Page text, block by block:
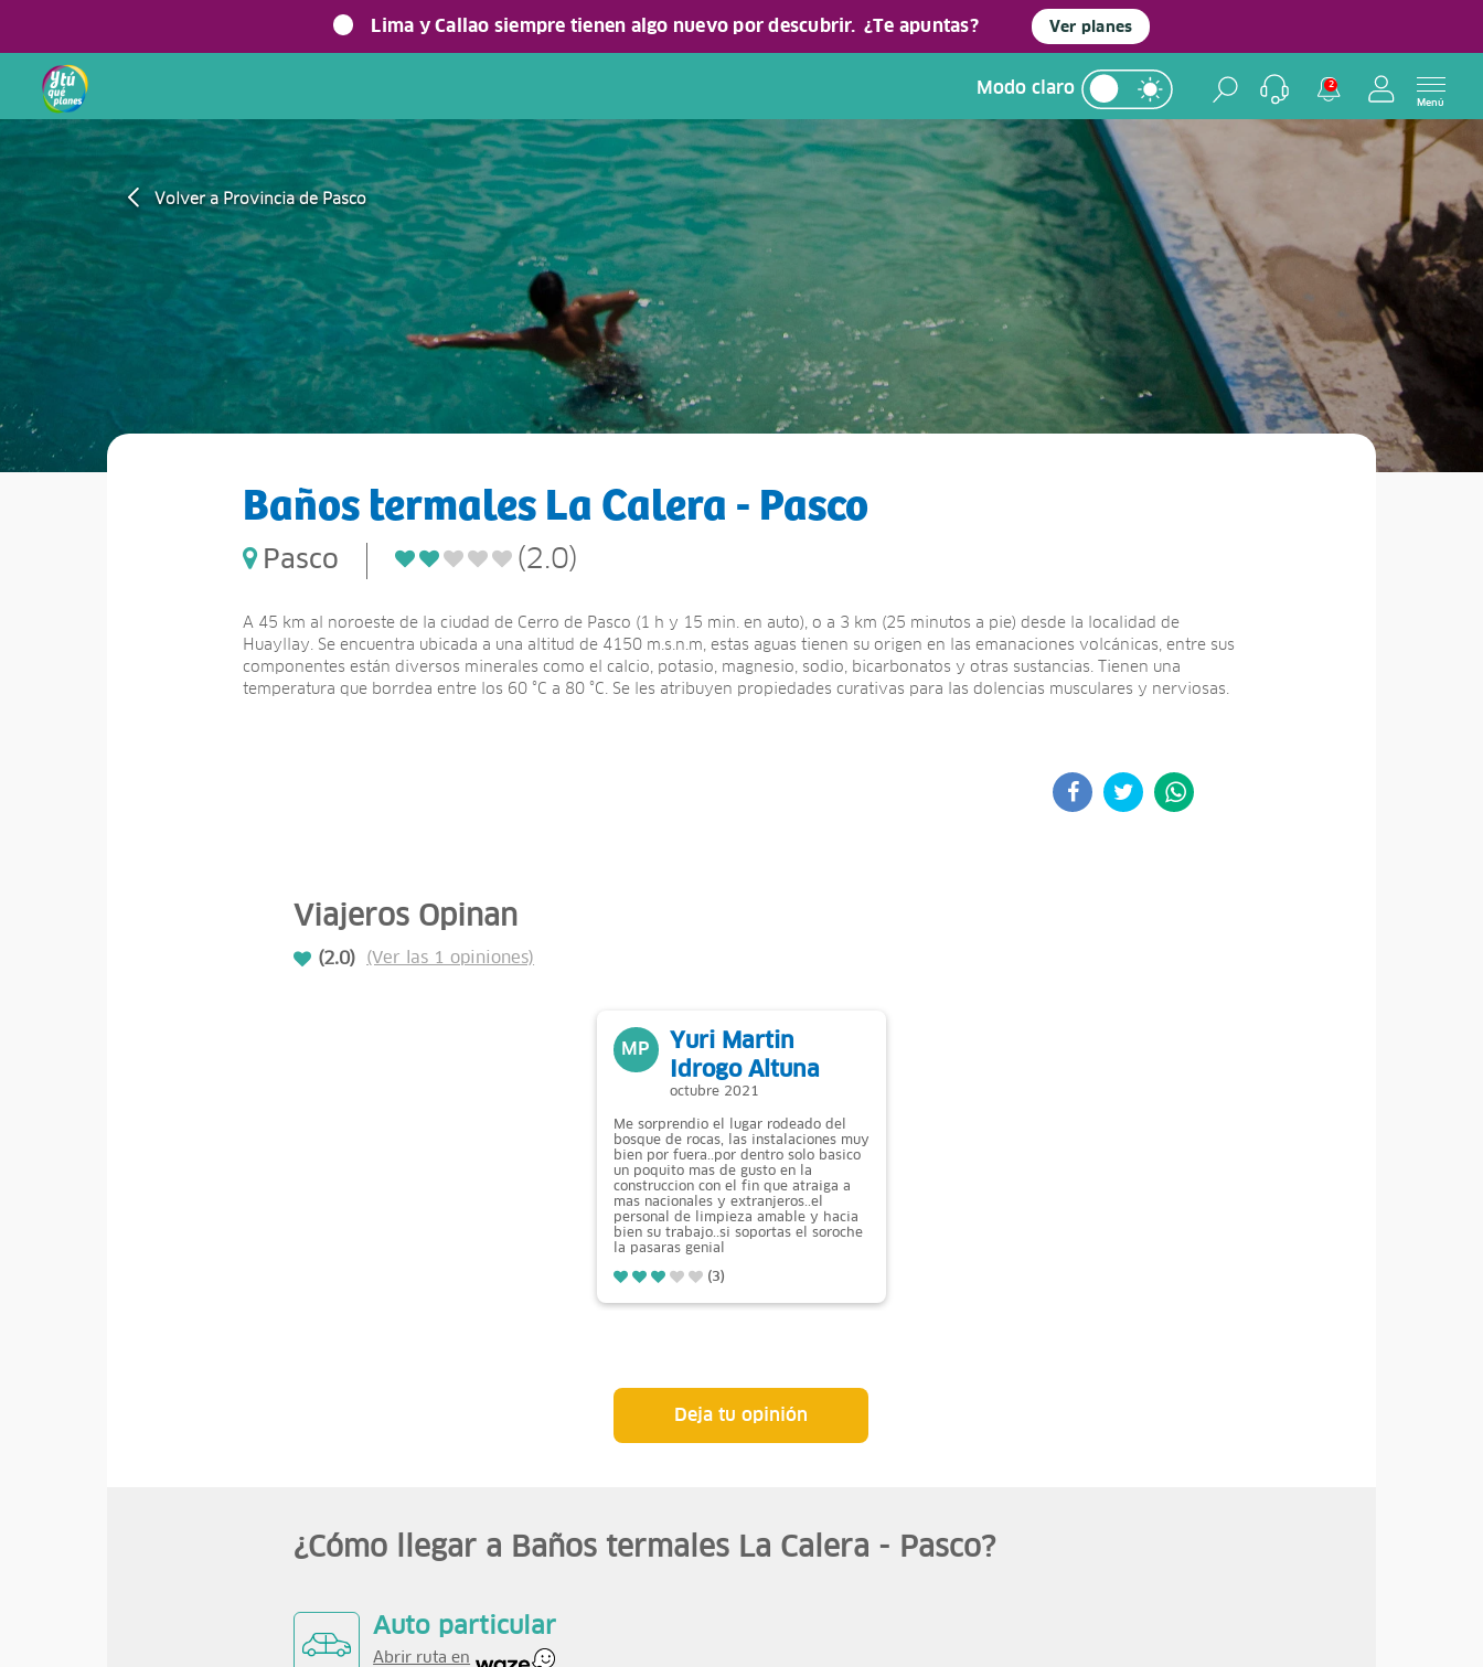
Lima y Callao siempre tienen algo nuevo por descubrir. ¿Te apuntas? Ver planes
Modo claro 2
Menú
Volver a Provincia de Pasco
Baños termales La Calera - Pasco
Pasco (2.0)
A 45 km al noroeste de la ciudad de Cerro de Pasco (1 h y 15 min. en auto), o a 3 km (25 minutos a pie) desde la localidad de
Huayllay. Se encuentra ubicada a una altitud de 4150 m.s.n.m, estas aguas tienen su origen en las emanaciones volcánicas, entre sus
componentes están diversos minerales como el calcio, potasio, magnesio, sodio, bicarbonatos y otras sustancias. Tienen una
temperatura que borrdea entre los 60 °C a 80 °C. Se les atribuyen propiedades curativas para las dolencias musculares y nerviosas.
Viajeros Opinan
(2.0) (Ver las 1 opiniones)
MP
Yuri Martin
Idrogo Altuna
octubre 2021
Me sorprendio el lugar rodeado del
bosque de rocas, las instalaciones muy
bien por fuera..por dentro solo basico
un poquito mas de gusto en la
construccion con el fin que atraiga a
mas nacionales y extranjeros..el
personal de limpieza amable y hacia
bien su trabajo..si soportas el soroche
la pasaras genial
(3)
Deja tu opinión
¿Cómo llegar a Baños termales La Calera - Pasco?
Auto particular
Abrir ruta en